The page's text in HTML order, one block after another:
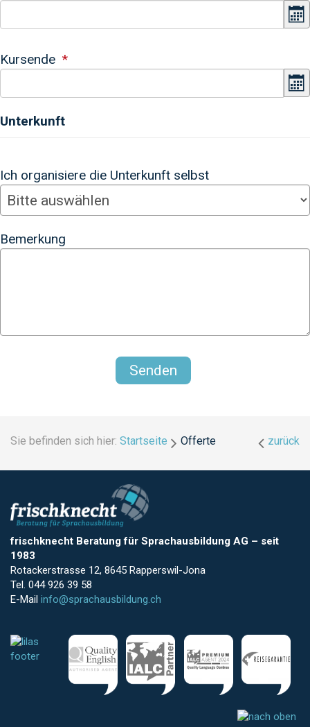
Kursende
Unterkunft
Ich organisiere die Unterkunft selbst
Bemerkung
Sie befinden sich hier: Startseite Offerte zurück
frischknecht Beratung für Sprachausbildung AG – seit
1983
Rotackerstrasse 12, 8645 Rapperswil-Jona
Tel. 044 926 39 58
E-Mail info@sprachausbildung.ch